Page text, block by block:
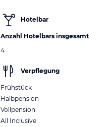
Hotelbar
Anzahl Hotelbars insgesamt
4
Verpflegung
Frühstück
Halbpension
Vollpension
All Inclusive